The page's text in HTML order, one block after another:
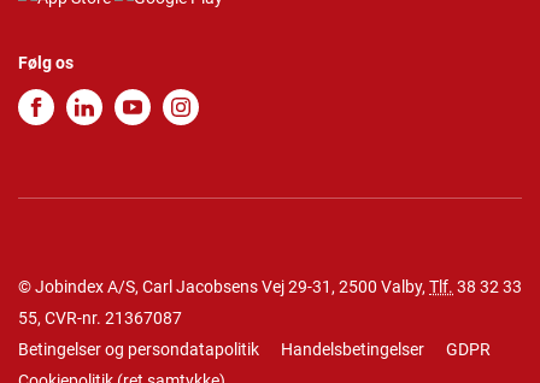
Følg os
© Jobindex A/S, Carl Jacobsens Vej 29-31, 2500 Valby, Tlf. 38 32 33
55, CVR-nr. 21367087
Betingelser og persondatapolitik
Handelsbetingelser
GDPR